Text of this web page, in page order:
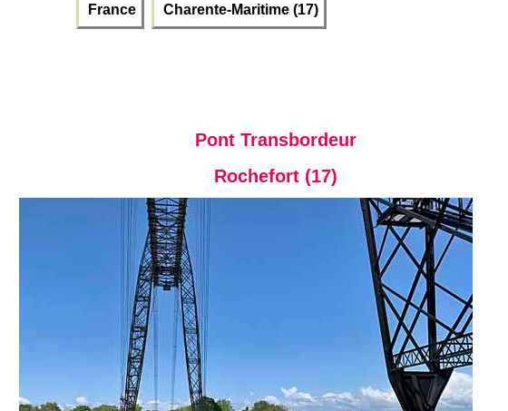
France Charente-Maritime (17)
Pont Transbordeur
Rochefort (17)